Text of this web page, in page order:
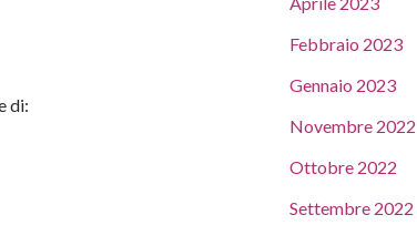
di:
Febbraio 2023
Gennaio 2023
Novembre 2022
Ottobre 2022
Settembre 2022